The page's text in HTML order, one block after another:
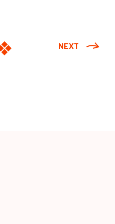
NEXT